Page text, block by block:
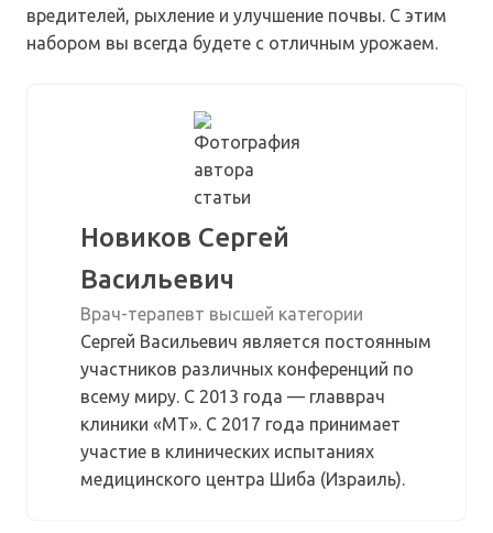
вредителей, рыхление и улучшение почвы. С этим
набором вы всегда будете с отличным урожаем.
Новиков Сергей
Васильевич
Врач-терапевт высшей категории
Сергей Васильевич является постоянным
участников различных конференций по
всему миру. С 2013 года — главврач
клиники «МТ». С 2017 года принимает
участие в клинических испытаниях
медицинского центра Шиба (Израиль).